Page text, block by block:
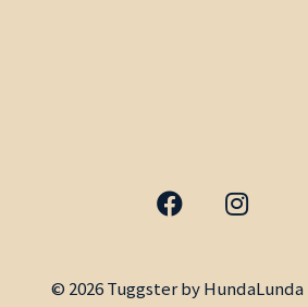
© 2026 Tuggster by HundaLunda